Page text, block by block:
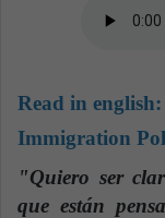
Read in english:
Immigration
"Quiero ser
que están